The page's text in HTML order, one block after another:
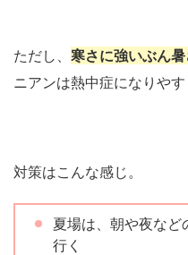
ただし、 寒さに強いぶん
ニアンは熱中症になりやす
対策はこんな感じ。
夏場は、朝や夜など
行く